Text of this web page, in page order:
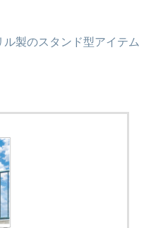
製のスタンド型アイテム